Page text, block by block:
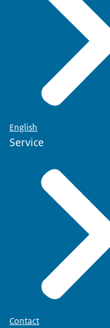
English
Service
Contact